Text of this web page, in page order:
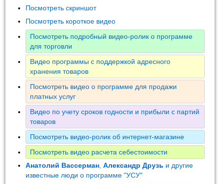
Посмотреть скриншот
Посмотреть короткое видео
Посмотреть подробный видео-ролик о программе
для торговли
Видео программы с поддержкой адресного
хранения товаров
Посмотреть видео о программе для продажи
платных услуг
Видео по учету сроков годности и прибыли с партий
товаров
Посмотреть видео-ролик об интернет-магазине
Посмотреть видео расчета себестоимости
Анатолий Вассерман ,Александр Друзь и другие
известные люди о программе "УСУ"